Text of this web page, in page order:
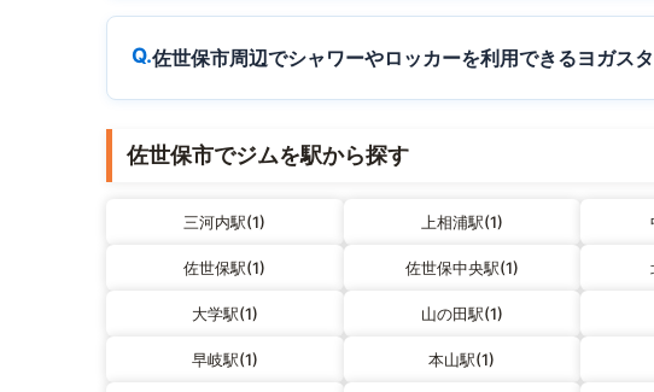
佐世保市周辺でシャワーやロッカーを利用できるヨガス
佐世保市でジムを駅から探す
三河内駅(1) 上相浦駅(1)
佐世保駅(1) 佐世保中央駅(1)
大学駅(1) 山の田駅(1)
早岐駅(1) 本山駅(1)